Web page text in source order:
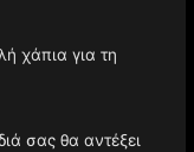
χάπια για τη
σας θα αντέξει